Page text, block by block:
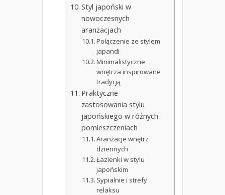
Styl japoński w
nowoczesnych
aranżacjach
Połączenie ze stylem
japandi
Minimalistyczne
wnętrza inspirowane
tradycją
Praktyczne
zastosowania stylu
japońskiego w różnych
pomieszczeniach
Aranżacje wnętrz
dziennych
Łazienki w stylu
japońskim
Sypialnie i strefy
relaksu